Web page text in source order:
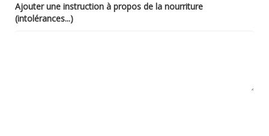
Ajouter une instruction à propos de la nourriture
(intolérances...)